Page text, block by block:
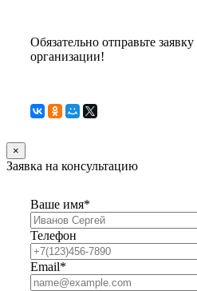
Обязательно отправьте
организации!
×
Заявка на консультацию
Ваше имя*
Телефон
Email*